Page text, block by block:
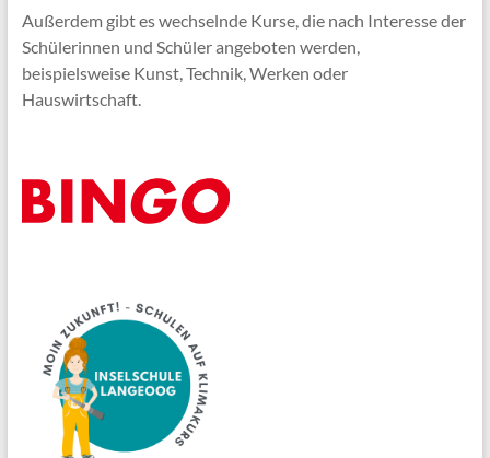
Außerdem gibt es wechselnde Kurse, die nach Interesse der
Schülerinnen und Schüler angeboten werden,
beispielsweise Kunst, Technik, Werken oder
Hauswirtschaft.